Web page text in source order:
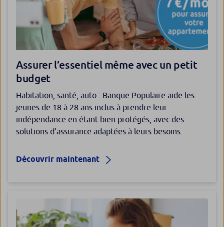
Assurer l’essentiel même avec un petit
budget
Habitation, santé, auto : Banque Populaire aide les
jeunes de 18 à 28 ans inclus à prendre leur
indépendance en étant bien protégés, avec des
solutions d’assurance adaptées à leurs besoins.
Découvrir maintenant